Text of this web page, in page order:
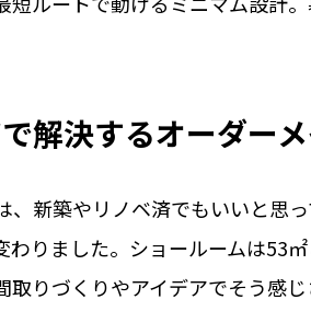
解決するオーダー
、新築やリノベ済でもいいと思
わりました。ショールームは53
取りづくりやアイデアでそう感